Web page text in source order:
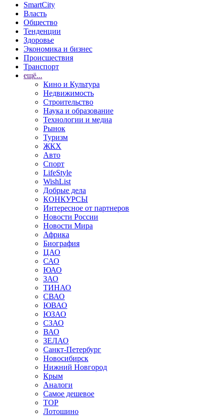
SmartCity
Власть
Общество
Тенденции
Здоровье
Экономика и бизнес
Происшествия
Транспорт
ещё...
Кино и Культура
Недвижимость
Строительство
Наука и образование
Технологии и медиа
Рынок
Туризм
ЖКХ
Авто
Спорт
LifeStyle
WishList
Добрые дела
КОНКУРСЫ
Интересное от партнеров
Новости России
Новости Мира
Африка
Биография
ЦАО
САО
ЮАО
ЗАО
ТИНАО
СВАО
ЮВАО
ЮЗАО
СЗАО
ВАО
ЗЕЛАО
Санкт-Петербург
Новосибирск
Нижний Новгород
Крым
Аналоги
Самое дешевое
TOP
Лотошино